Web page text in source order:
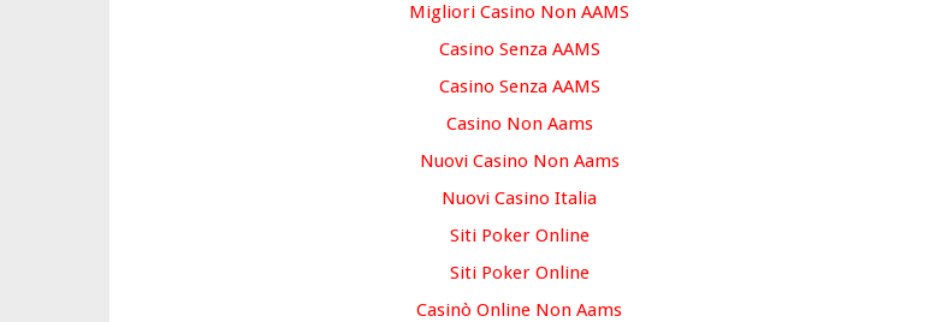
Migliori Casino Non AAMS
Casino Senza AAMS
Casino Senza AAMS
Casino Non Aams
Nuovi Casino Non Aams
Nuovi Casino Italia
Siti Poker Online
Siti Poker Online
Casinò Online Non Aams